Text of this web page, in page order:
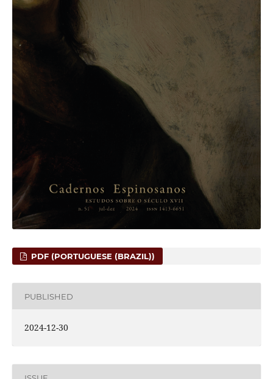
PDF (PORTUGUESE (BRAZIL))
PUBLISHED
2024-12-30